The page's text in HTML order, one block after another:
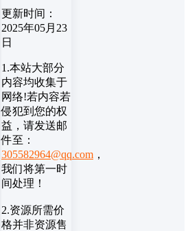
更新时间：
2025年05月23
日
1.本站大部分
内容均收集于
网络!若内容若
侵犯到您的权
益，请发送邮
件至：
305582964@qq.com ，
我们将第一时
间处理！
2.资源所需价
格并非资源售